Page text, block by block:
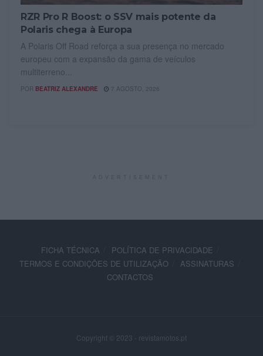
RZR Pro R Boost: o SSV mais potente da
Polaris chega à Europa
A Polaris Off Road reforça a sua presença no mercado
europeu com a expansão da gama de veículos
multiterreno...
POR BEATRIZ ALEXANDRE 7 AGOSTO, 2026
FICHA TÉCNICA
POLÍTICA DE PRIVACIDADE
TERMOS E CONDIÇÕES DE UTILIZAÇÃO
ASSINATURAS
CONTACTOS
Copyright © 2023 - revistamotos.pt